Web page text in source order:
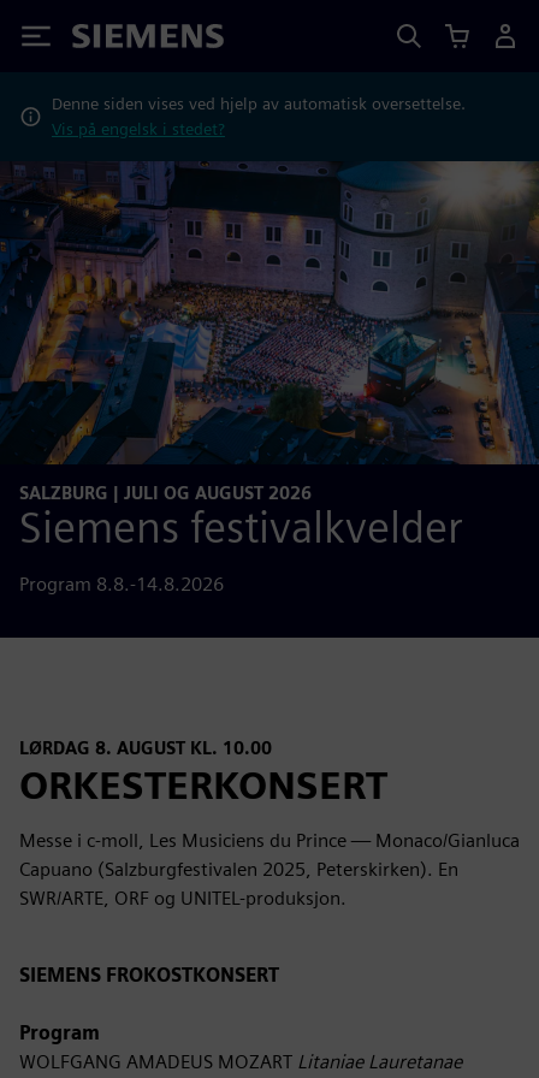
Siemens
Denne siden vises ved hjelp av automatisk oversettelse.
Vis på engelsk i stedet?
SALZBURG | JULI OG AUGUST 2026
Siemens festivalkvelder
Program 8.8.-14.8.2026
LØRDAG 8. AUGUST KL. 10.00
ORKESTERKONSERT
Messe i c-moll, Les Musiciens du Prince — Monaco/Gianluca
Capuano (Salzburgfestivalen 2025, Peterskirken). En
SWR/ARTE, ORF og UNITEL-produksjon.
SIEMENS FROKOSTKONSERT
Program
WOLFGANG AMADEUS MOZART Litaniae Lauretanae